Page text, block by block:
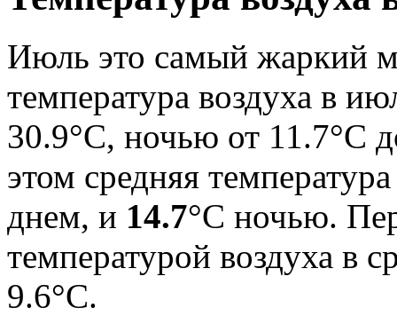
Июль это самый жаркий
температура воздуха в
30.9°C, ночью от 11.7°C
этом средняя
днем, и 14.7°C ночью.
температурой воздуха в
9.6°С.